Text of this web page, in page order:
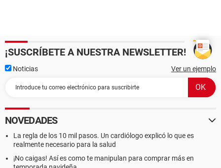
¡SUSCRÍBETE A NUESTRA NEWSLETTER!
Noticias Ver un ejemplo
NOVEDADES
La regla de los 10 mil pasos. Un cardiólogo explicó lo que es
realmente necesario para la salud
¡No caigas! Así es como te manipulan para comprar más en